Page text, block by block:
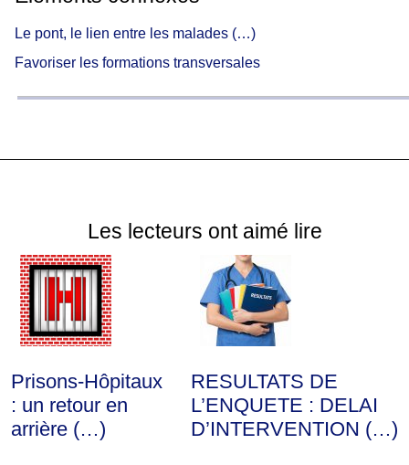
Le pont, le lien entre les malades (…)
Favoriser les formations transversales
Les lecteurs ont aimé lire
Prisons-Hôpitaux
: un retour en
arrière (…)
RESULTATS DE
L’ENQUETE : DELAI
D’INTERVENTION (…)